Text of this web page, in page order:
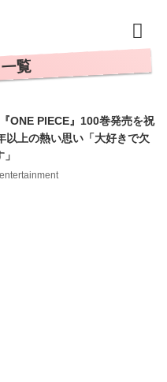
覧
ONE PIECE』100巻発売を祝
以上の熱い思い「大好きで欠
entertainment